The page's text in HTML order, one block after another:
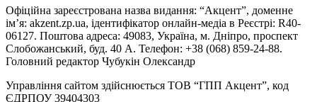
Офіційна зареєстрована назва видання: “Акцент”, доменне
ім’я: akzent.zp.ua, ідентифікатор онлайн-медіа в Реєстрі: R40-
06127. Поштова адреса: 49083, Україна, м. Дніпро, проспект
Слобожанський, буд. 40 А. Телефон: +38 (068) 859-24-88.
Головний редактор Чубукін Олександр
Управління сайтом здійснюється ТОВ “ГПП Акцент”, код
ЄДРПОУ 39404303